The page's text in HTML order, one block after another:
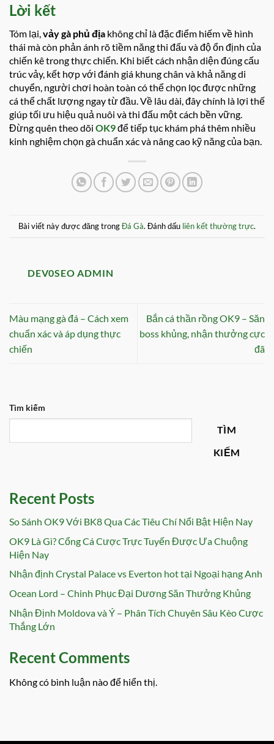
Lời kết
Tóm lại, vảy gà phủ địa không chỉ là đặc điểm hiếm về hình
thái mà còn phản ánh rõ tiềm năng thi đấu và độ ổn định của
chiến kê trong thực chiến. Khi biết cách nhận diện đúng cấu
trúc vảy, kết hợp với đánh giá khung chân và khả năng di
chuyển, người chơi hoàn toàn có thể chọn lọc được những
cá thể chất lượng ngay từ đầu. Về lâu dài, đây chính là lợi thế
giúp tối ưu hiệu quả nuôi và thi đấu một cách bền vững.
Đừng quên theo dõi OK9để tiếp tục khám phá thêm nhiều
kinh nghiệm chọn gà chuẩn xác và nâng cao kỹ năng của bạn.
Bài viết này được đăng trongĐá Gà. Đánh dấu liên kết thường trực.
DEV0SEO ADMIN
Màu mạng gà đá – Cách xem
chuẩn xác và áp dụng thực
chiến
Bắn cá thần rồng OK9 – Săn
boss khủng, nhận thưởng cực
đã
Tìm kiếm
TÌM
KIẾM
Recent Posts
So Sánh OK9 Với BK8 Qua Các Tiêu Chí Nổi Bật Hiện Nay
OK9 Là Gì? Cổng Cá Cược Trực Tuyến Được Ưa Chuộng
Hiện Nay
Nhận định Crystal Palace vs Everton hot tại Ngoại hạng Anh
Ocean Lord – Chinh Phục Đại Dương Săn Thưởng Khủng
Nhận Định Moldova và Ý – Phân Tích Chuyên Sâu Kèo Cược
Thắng Lớn
Recent Comments
Không có bình luận nào để hiển thị.